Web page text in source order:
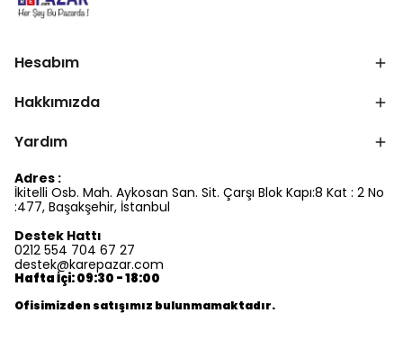
Hesabım
Hakkımızda
Yardım
Adres :
İkitelli Osb. Mah. Aykosan San. Sit. Çarşı Blok Kapı:8 Kat : 2 No
:477, Başakşehir, İstanbul
Destek Hattı
0212 554 704 67 27
destek@karepazar.com
Hafta İçi: 09:30 - 18:00
Ofisimizden satışımız bulunmamaktadır.